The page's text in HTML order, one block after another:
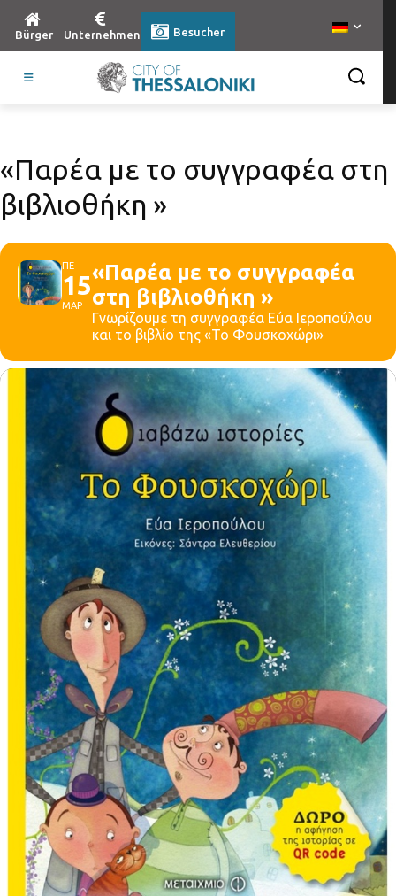
Bürger Unternehmen Besucher
«Παρέα με το συγγραφέα στη
βιβλιοθήκη »
ΠΕ
15
ΜΑΡ
«Παρέα με το συγγραφέα
στη βιβλιοθήκη »
Γνωρίζουμε τη συγγραφέα Εύα Ιεροπούλου
και το βιβλίο της «Το Φουσκοχώρι»